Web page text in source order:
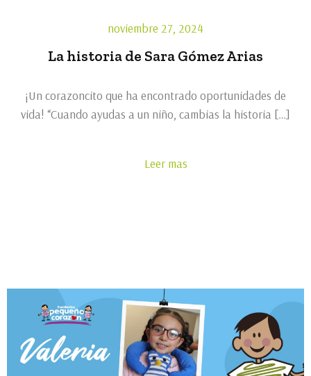
noviembre 27, 2024
La historia de Sara Gómez Arias
¡Un corazoncito que ha encontrado oportunidades de
vida! “Cuando ayudas a un niño, cambias la historia […]
Leer mas